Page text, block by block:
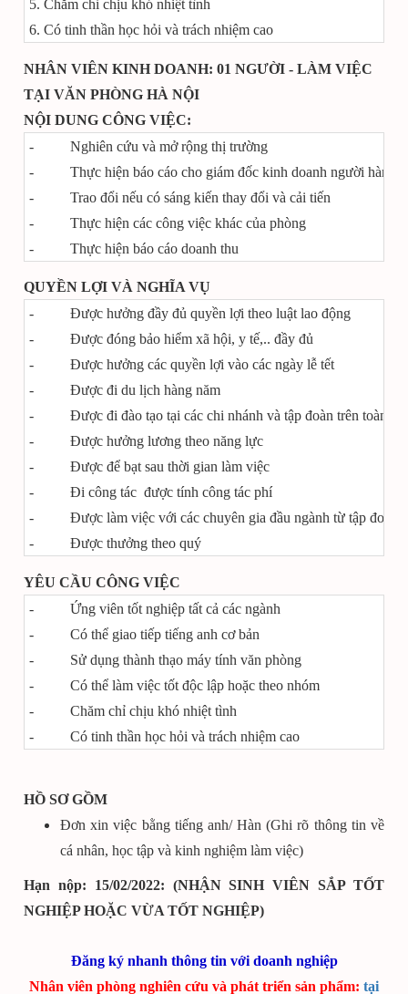
5. Chăm chỉ chịu khó nhiệt tình
6. Có tinh thần học hỏi và trách nhiệm cao
NHÂN VIÊN KINH DOANH: 01 NGƯỜI - LÀM VIỆC
TẠI VĂN PHÒNG HÀ NỘI
NỘI DUNG CÔNG VIỆC:
- Nghiên cứu và mở rộng thị trường
- Thực hiện báo cáo cho giám đốc kinh doanh người hàn
- Trao đổi nếu có sáng kiến thay đổi và cải tiến
- Thực hiện các công việc khác của phòng
- Thực hiện báo cáo doanh thu
QUYỀN LỢI VÀ NGHĨA VỤ
- Được hưởng đầy đủ quyền lợi theo luật lao động
- Được đóng bảo hiểm xã hội, y tế,.. đầy đủ
- Được hưởng các quyền lợi vào các ngày lễ tết
- Được đi du lịch hàng năm
- Được đi đào tạo tại các chi nhánh và tập đoàn trên toàn
- Được hưởng lương theo năng lực
- Được để bạt sau thời gian làm việc
- Đi công tác được tính công tác phí
- Được làm việc với các chuyên gia đầu ngành từ tập đoàn
- Được thưởng theo quý
YÊU CẦU CÔNG VIỆC
- Ứng viên tốt nghiệp tất cả các ngành
- Có thể giao tiếp tiếng anh cơ bản
- Sử dụng thành thạo máy tính văn phòng
- Có thể làm việc tốt độc lập hoặc theo nhóm
- Chăm chỉ chịu khó nhiệt tình
- Có tinh thần học hỏi và trách nhiệm cao
HỒ SƠ GỒM
Đơn xin việc bằng tiếng anh/ Hàn (Ghi rõ thông tin về
cá nhân, học tập và kinh nghiệm làm việc)
Hạn nộp: 15/02/2022: (NHẬN SINH VIÊN SẮP TỐT
NGHIỆP HOẶC VỪA TỐT NGHIỆP)
Đăng ký nhanh thông tin với doanh nghiệp
Nhân viên phòng nghiên cứu và phát triển sản phẩm: tại